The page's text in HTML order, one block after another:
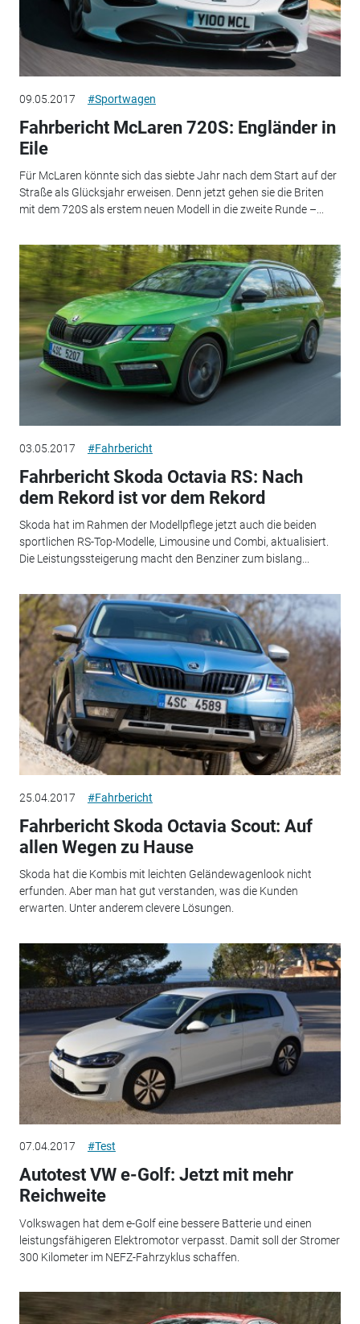
09.05.2017 #Sportwagen
Fahrbericht McLaren 720S: Engländer in
Eile
Für McLaren könnte sich das siebte Jahr nach dem Start auf der
Straße als Glücksjahr erweisen. Denn jetzt gehen sie die Briten
mit dem 720S als erstem neuen Modell in die zweite Runde –...
03.05.2017 #Fahrbericht
Fahrbericht Skoda Octavia RS: Nach
dem Rekord ist vor dem Rekord
Skoda hat im Rahmen der Modellpflege jetzt auch die beiden
sportlichen RS-Top-Modelle, Limousine und Combi, aktualisiert.
Die Leistungssteigerung macht den Benziner zum bislang...
25.04.2017 #Fahrbericht
Fahrbericht Skoda Octavia Scout: Auf
allen Wegen zu Hause
Skoda hat die Kombis mit leichten Geländewagenlook nicht
erfunden. Aber man hat gut verstanden, was die Kunden
erwarten. Unter anderem clevere Lösungen.
07.04.2017 #Test
Autotest VW e-Golf: Jetzt mit mehr
Reichweite
Volkswagen hat dem e-Golf eine bessere Batterie und einen
leistungsfähigeren Elektromotor verpasst. Damit soll der Stromer
300 Kilometer im NEFZ-Fahrzyklus schaffen.